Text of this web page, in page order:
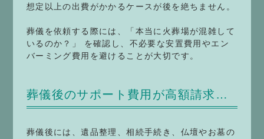
想定以上の出費がかかるケースが後を絶ちません。
葬儀を依頼する際には、「本当に火葬場が混雑して
いるのか？」 を確認し、不必要な安置費用やエン
バーミング費用を避けることが大切です。
葬儀後のサポート費用が高額請求…
葬儀後には、遺品整理、相続手続き、仏壇やお墓の